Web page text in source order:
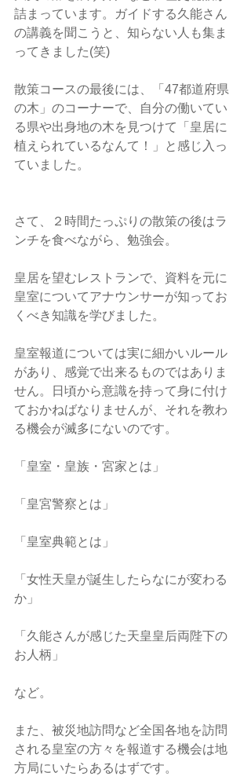
詰まっています。ガイドする久能さん
の講義を聞こうと、知らない人も集ま
ってきました(笑)
散策コースの最後には、「47都道府県
の木」のコーナーで、自分の働いてい
る県や出身地の木を見つけて「皇居に
植えられているなんて！」と感じ入っ
ていました。
さて、２時間たっぷりの散策の後はラ
ンチを食べながら、勉強会。
皇居を望むレストランで、資料を元に
皇室についてアナウンサーが知ってお
くべき知識を学びました。
皇室報道については実に細かいルール
があり、感覚で出来るものではありま
せん。日頃から意識を持って身に付け
ておかねばなりませんが、それを教わ
る機会が滅多にないのです。
「皇室・皇族・宮家とは」
「皇宮警察とは」
「皇室典範とは」
「女性天皇が誕生したらなにが変わる
か」
「久能さんが感じた天皇皇后両陛下の
お人柄」
など。
また、被災地訪問など全国各地を訪問
される皇室の方々を報道する機会は地
方局にいたらあるはずです。